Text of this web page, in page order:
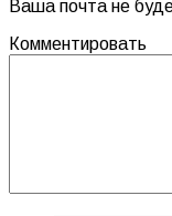
Ваша почта не
Комментировать